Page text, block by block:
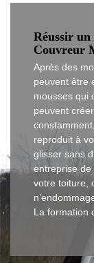
Réussir un
Couvreur
Après des
peuvent être
mousses qui
peuvent
reproduit à
glisser sans
entreprise de
votre toiture,
La formation